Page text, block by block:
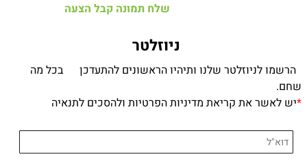
שלח תמונה קבל הצעה
ניוזלטר
הרשמו לניוזלטר שלנו ותיהיו הראשונים להתעדכן בכל מה
שחם.
*יש לאשר את קריאת מדיניות הפרטיות ולהסכים לתנאיה